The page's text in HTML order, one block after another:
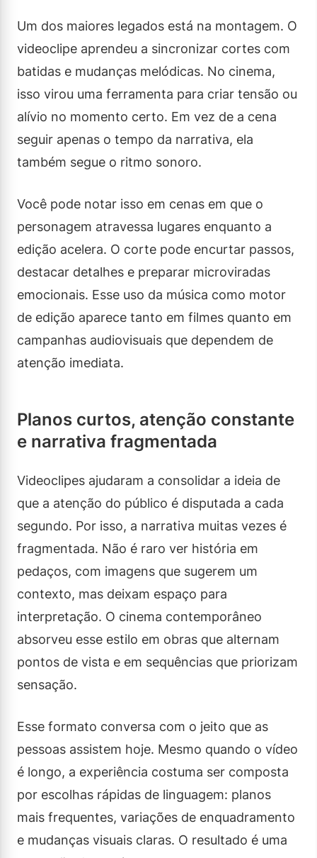
Um dos maiores legados está na montagem. O
videoclipe aprendeu a sincronizar cortes com
batidas e mudanças melódicas. No cinema,
isso virou uma ferramenta para criar tensão ou
alívio no momento certo. Em vez de a cena
seguir apenas o tempo da narrativa, ela
também segue o ritmo sonoro.
Você pode notar isso em cenas em que o
personagem atravessa lugares enquanto a
edição acelera. O corte pode encurtar passos,
destacar detalhes e preparar microviradas
emocionais. Esse uso da música como motor
de edição aparece tanto em filmes quanto em
campanhas audiovisuais que dependem de
atenção imediata.
Planos curtos, atenção constante
e narrativa fragmentada
Videoclipes ajudaram a consolidar a ideia de
que a atenção do público é disputada a cada
segundo. Por isso, a narrativa muitas vezes é
fragmentada. Não é raro ver história em
pedaços, com imagens que sugerem um
contexto, mas deixam espaço para
interpretação. O cinema contemporâneo
absorveu esse estilo em obras que alternam
pontos de vista e em sequências que priorizam
sensação.
Esse formato conversa com o jeito que as
pessoas assistem hoje. Mesmo quando o vídeo
é longo, a experiência costuma ser composta
por escolhas rápidas de linguagem: planos
mais frequentes, variações de enquadramento
e mudanças visuais claras. O resultado é uma